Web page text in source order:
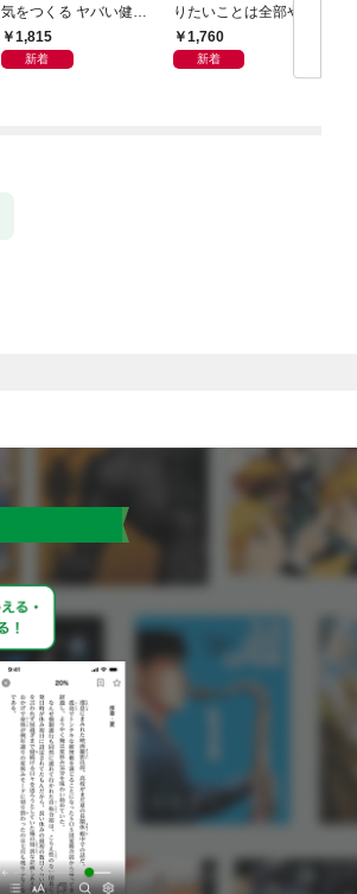
気をつくる ヤバい健康
負債1,815
新着
りたいことは全部や
る！ラクして整う「ご
きげん」ルール
1,760
新着